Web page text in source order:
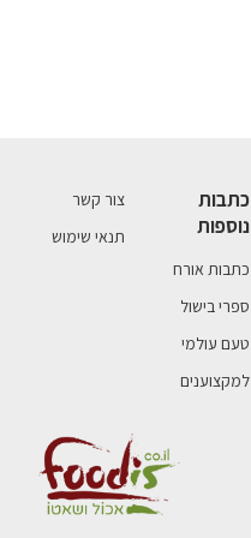
כתבות
נוספות
כתבות אורח
ספרי בישול
טעם עולמי
למקצוענים
צור קשר
תנאי שימוש